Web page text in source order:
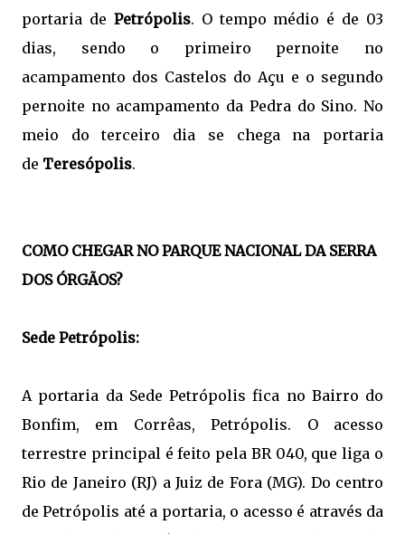
portaria de Petrópolis. O tempo médio é de 03
dias, sendo o primeiro pernoite no
acampamento dos Castelos do Açu e o segundo
pernoite no acampamento da Pedra do Sino. No
meio do terceiro dia se chega na portaria
de Teresópolis.
COMO CHEGAR NO PARQUE NACIONAL DA SERRA
DOS ÓRGÃOS?
Sede Petrópolis:
A portaria da Sede Petrópolis fica no Bairro do
Bonfim, em Corrêas, Petrópolis. O acesso
terrestre principal é feito pela BR 040, que liga o
Rio de Janeiro (RJ) a Juiz de Fora (MG). Do centro
de Petrópolis até a portaria, o acesso é através da